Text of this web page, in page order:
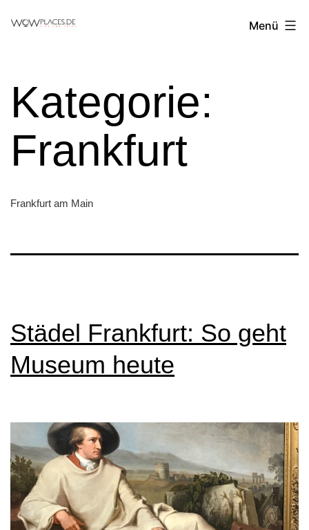
Reiseblog
Menü
Kategorie:
Frankfurt
Frankfurt am Main
Städel Frankfurt: So geht
Museum heute